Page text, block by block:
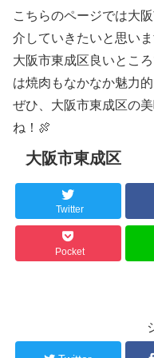
こちらのページでは大
介していきたいと思いま
大阪市東成区良いとこ
は焼肉もなかなか魅力
ぜひ、大阪市東成区の
ね！🍖
大阪市東成区
Twitter
Pocket